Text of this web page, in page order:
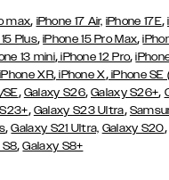
max, iPhone 17 Air, iPhone 17E,
Plus,iPhone 15 Pro Max,
13 mini,iPhone 12 Pro,
iPhone XR,iPhone X,iPhone
, Galaxy S26,Galaxy S26+,
, Galaxy S23 Ultra,
,Galaxy S21 Ultra, Galaxy S20,
S8,Galaxy S8+